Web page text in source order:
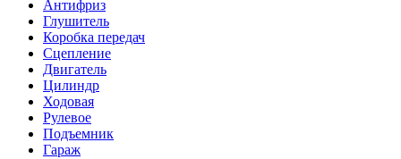
Антифриз
Глушитель
Коробка передач
Сцепление
Двигатель
Цилиндр
Ходовая
Рулевое
Подъемник
Гараж